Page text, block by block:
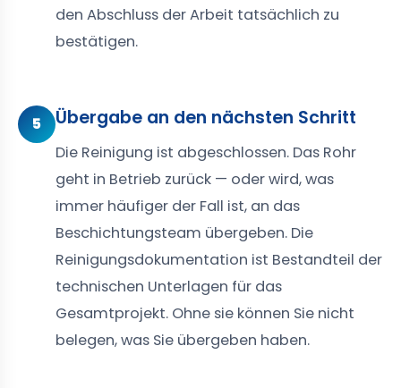
den Abschluss der Arbeit tatsächlich zu
bestätigen.
5 Übergabe an den nächsten Schritt
Die Reinigung ist abgeschlossen. Das Rohr
geht in Betrieb zurück — oder wird, was
immer häufiger der Fall ist, an das
Beschichtungsteam übergeben. Die
Reinigungsdokumentation ist Bestandteil der
technischen Unterlagen für das
Gesamtprojekt. Ohne sie können Sie nicht
belegen, was Sie übergeben haben.